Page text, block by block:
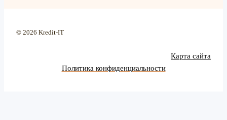
© 2026 Kredit-IT
Карта сайта
Политика конфиденциальности